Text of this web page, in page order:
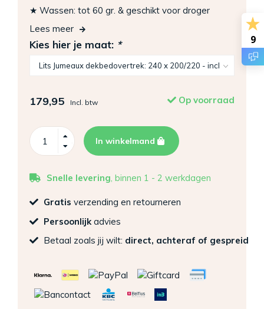
★ Wassen: tot 60 gr. & geschikt voor droger
Lees meer
Kies hier je maat: *
179,95 Incl. btw Op voorraad
In winkelmand
Snelle levering, binnen 1 - 2 werkdagen
Gratis verzending en retourneren
Persoonlijk advies
Betaal zoals jij wilt: direct, achteraf of gespreid
9